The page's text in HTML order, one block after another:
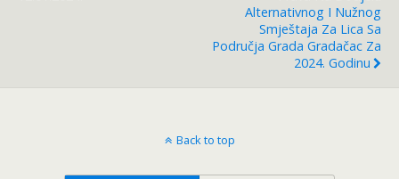
Alternativnog I Nužnog
Smještaja Za Lica Sa
Područja Grada Gradačac Za
2024. Godinu
Back to top